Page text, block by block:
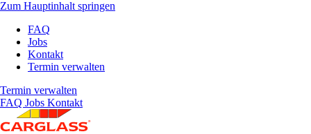
Zum Hauptinhalt springen
FAQ
Jobs
Kontakt
Termin verwalten
Termin verwalten
FAQ Jobs Kontakt